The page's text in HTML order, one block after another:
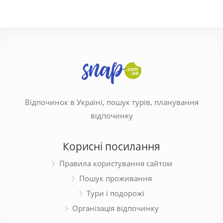
Відпочинок в Україні, пошук турів, планування
відпочинку
Корисні посилання
Правила користування сайтом
Пошук проживання
Тури і подорожі
Організація відпочинку